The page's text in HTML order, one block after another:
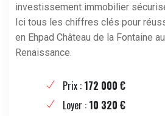
investissement immobilier
Ici tous les chiffres clés pour
en Ehpad Château de la Fontaine
Renaissance.
Prix : 172 000 €
Loyer : 10 320 €